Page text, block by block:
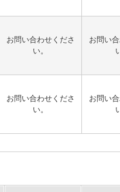
お問い合わせくださ
い。
お問い
お問い合わせくださ
い。
お問い